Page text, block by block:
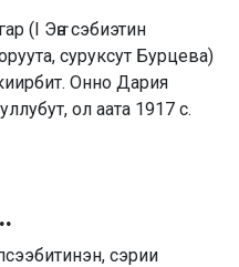
(I Эҥэ сэбиэтин
суруксут Бурцева)
Онно Дария
ол аата 1917 с.
сэрии